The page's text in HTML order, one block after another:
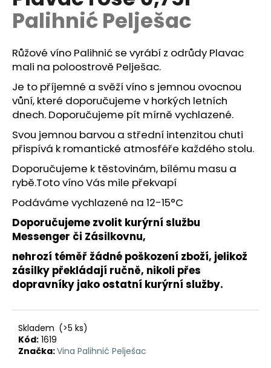
0,0
hviezdičiek.
Palihnić Pelješac
Růžové víno Palihnić se vyrábí z odrůdy Plavac
mali na poloostrově Pelješac.
Je to příjemné a svěží víno s jemnou ovocnou
vůní, které doporučujeme v horkých letních
dnech. Doporučujeme pít mírně vychlazené.
Svou jemnou barvou a střední intenzitou chuti
přispívá k romantické atmosféře každého stolu.
Doporučujeme k těstovinám, bílému masu a
rybě.Toto víno Vás mile překvapí
Podáváme vychlazené na 12-15°C
Doporučujeme zvolit kurýrní službu
Messenger či Zásilkovnu,
nehrozí téměř žádné poškození zboží, jelikož
zásilky překládají ručně, nikoli přes
dopravníky jako ostatní kurýrní služby.
Skladem (>5 ks)
Kód: 1619
Značka:Vina Palihnić Pelješac
á
j
s
ť
?
HĽADAŤ
O
d
p
o
ú
č
a
e
CEDEVITA